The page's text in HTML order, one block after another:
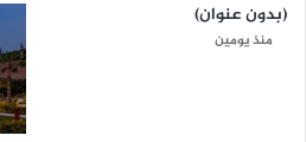
(بدون عنوان)
منذ يومين